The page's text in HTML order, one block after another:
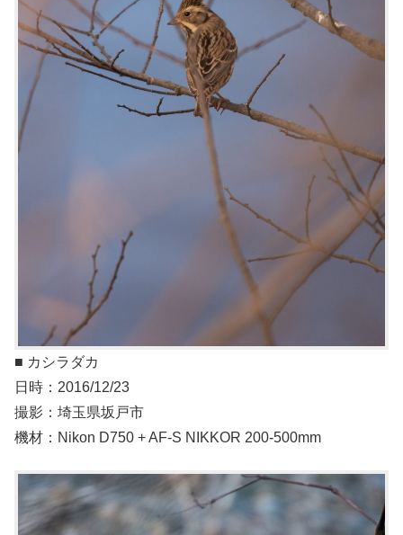
■ カシラダカ
日時：2016/12/23
撮影：埼玉県坂戸市
機材：Nikon D750 + AF-S NIKKOR 200-500mm